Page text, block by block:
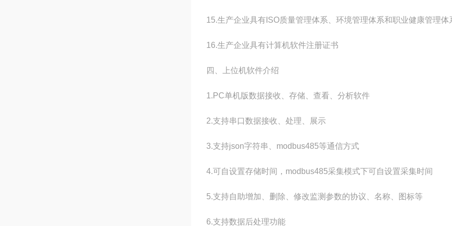
15.生产企业具有ISO质量管理体系、环境管理体系和职业健康管理体
16.生产企业具有计算机软件注册证书
四、上位机软件介绍
1.PC单机版数据接收、存储、查看、分析软件
2.支持串口数据接收、处理、展示
3.支持json字符串、modbus485等通信方式
4.可自设置存储时间，modbus485采集模式下可自设置采集时间
5.支持自助增加、删除、修改监测参数的协议、名称、图标等
6.支持数据后处理功能